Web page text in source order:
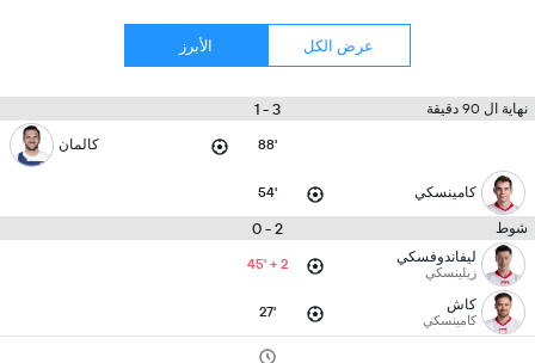
عرض الكل الأبرز
نهاية ال 90 دقيقة 3 - 1
88' كالمان
كامينسكي 54'
شوط 2 - 0
ليفاندوفسكي
زيلينسكي 45' + 2
كاش
كامينسكي 27'